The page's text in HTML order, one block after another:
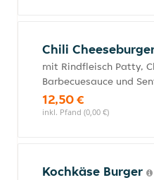
Chili
mit Rindfleisch Patty,
Barbecuesauce und
12,50 €
inkl. Pfand (0,00 €)
Kochkäse Burger